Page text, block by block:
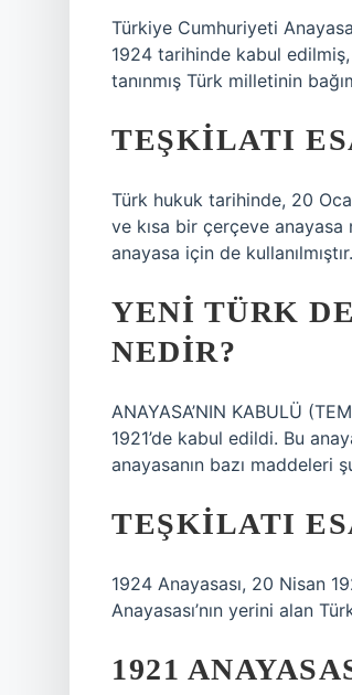
Türkiye Cumhuriyeti
1924 tarihinde kabul edilmiş,
tanınmış Türk milletinin
TEŞKILATI
Türk hukuk tarihinde, 20
ve kısa bir çerçeve anayasa
anayasa için de kullanılmıştır.
YENI TÜRK
NEDIR?
ANAYASA’NIN KABULÜ
1921’de kabul edildi. Bu
anayasanın bazı maddeleri
TEŞKILATI
1924 Anayasası, 20 Nisan
Anayasası’nın yerini alan
1921